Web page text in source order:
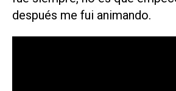
después me fui animando.